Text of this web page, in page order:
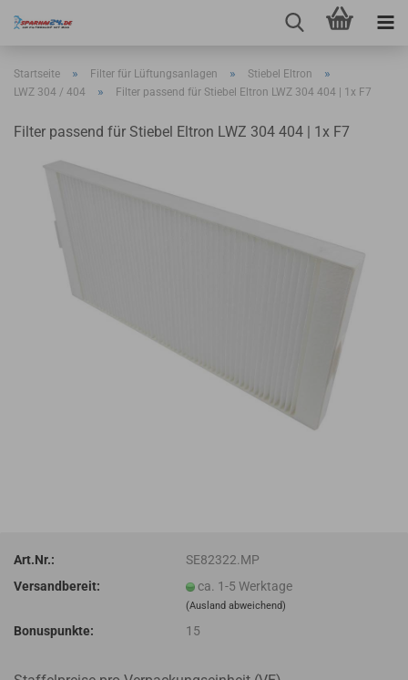
Startseite » Filter für Lüftungsanlagen » Stiebel Eltron »
LWZ 304 / 404 » Filter passend für Stiebel Eltron LWZ 304 404 | 1x F7
Filter passend für Stiebel Eltron LWZ 304 404 | 1x F7
Art.Nr.:
SE82322.MP
Versandbereit:
ca. 1-5 Werktage
(Ausland abweichend)
Bonuspunkte: 15